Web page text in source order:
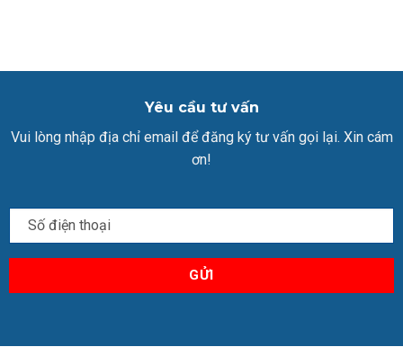
Yêu cầu tư vấn
Vui lòng nhập địa chỉ email để đăng ký tư vấn gọi lại. Xin cám
ơn!